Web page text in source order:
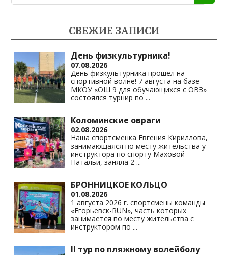
o
as
s
ni
ki
gr
a
m
s
A
p
p
y
Li
n
k
СВЕЖИЕ ЗАПИСИ
День физкультурника!
07.08.2026
День физкультурника прошел на
спортивной волне! 7 августа на базе
МКОУ «ОШ 9 для обучающихся с ОВЗ»
состоялся турнир по ...
Коломинские овраги
02.08.2026
Наша спортсменка Евгения Кириллова,
занимающаяся по месту жительства у
инструктора по спорту Маховой
Натальи, заняла 2 ...
БРОННИЦКОЕ КОЛЬЦО
01.08.2026
1 августа 2026 г. спортсмены команды
«Егорьевск-RUN», часть которых
занимается по месту жительства с
инструктором по ...
II тур по пляжному волейболу